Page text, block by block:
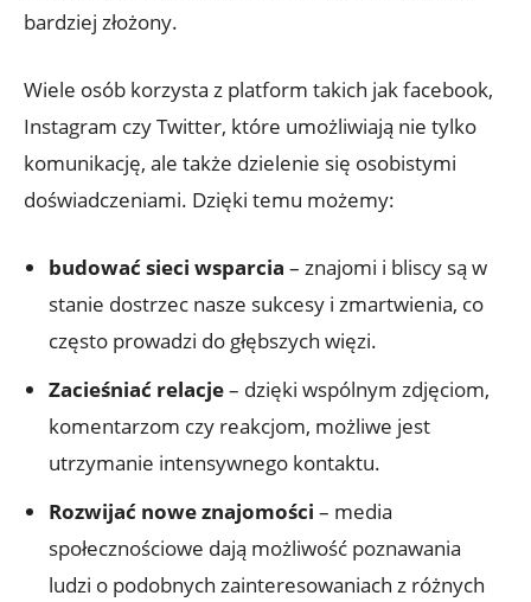
bardziej złożony.
Wiele osób korzysta z platform takich jak facebook,
Instagram czy Twitter, które umożliwiają nie tylko
komunikację, ale także dzielenie się osobistymi
doświadczeniami. Dzięki temu możemy:
budować sieci wsparcia – znajomi i bliscy są w
stanie dostrzec nasze sukcesy i zmartwienia, co
często prowadzi do głębszych więzi.
Zacieśniać relacje– dzięki wspólnym zdjęciom,
komentarzom czy reakcjom, możliwe jest
utrzymanie intensywnego kontaktu.
Rozwijać nowe znajomości – media
społecznościowe dają możliwość poznawania
ludzi o podobnych zainteresowaniach z różnych